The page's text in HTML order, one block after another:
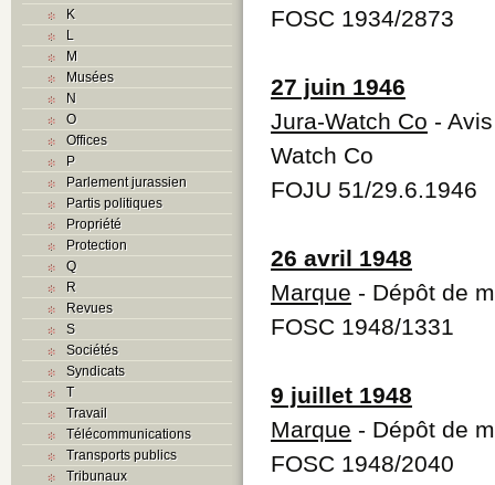
K
L
M
Musées
N
O
Offices
P
Parlement jurassien
Partis politiques
Propriété
Protection
Q
R
Revues
S
Sociétés
Syndicats
T
Travail
Télécommunications
Transports publics
Tribunaux
FOSC 1934/2873
27 juin 1946
Jura-Watch Co -
Watch Co
FOJU 51/29.6.1946
26 avril 1948
Marque - Dépôt de
FOSC 1948/1331
9 juillet 1948
Marque - Dépôt de
FOSC 1948/2040